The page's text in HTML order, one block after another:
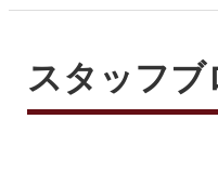
スタッフブ